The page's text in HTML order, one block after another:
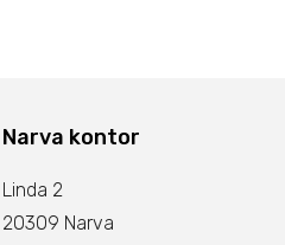
Narva kontor
Linda 2
20309 Narva